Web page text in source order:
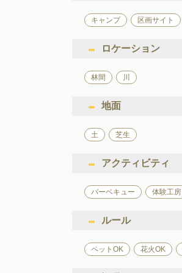
キャンプ 区画サイト
ロケーション
林間 川
地面
土 芝生
アクティビティ
バーベキュー 体験工房
ルール
ペットOK 花火OK